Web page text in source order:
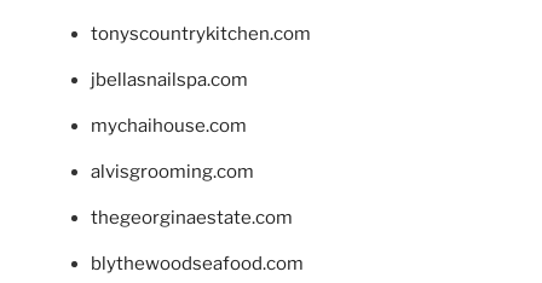
tonyscountrykitchen.com
jbellasnailspa.com
mychaihouse.com
alvisgrooming.com
thegeorginaestate.com
blythewoodseafood.com